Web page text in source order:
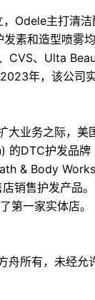
Odele主打清洁
素和造型喷雾均
CVS、Ulta
年，该公司
大业务之际，美
的DTC护发品牌
& Body Works
销售护发产品
第一家实体店。
舟所有，未经允